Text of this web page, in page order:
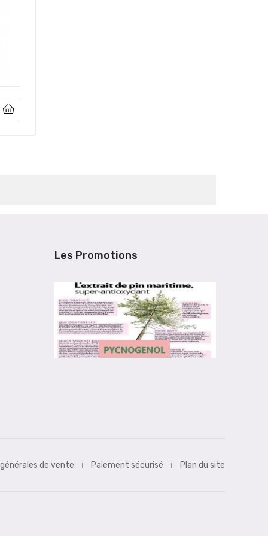
Les Promotions
de vente Paiement sécurisé Plan du site